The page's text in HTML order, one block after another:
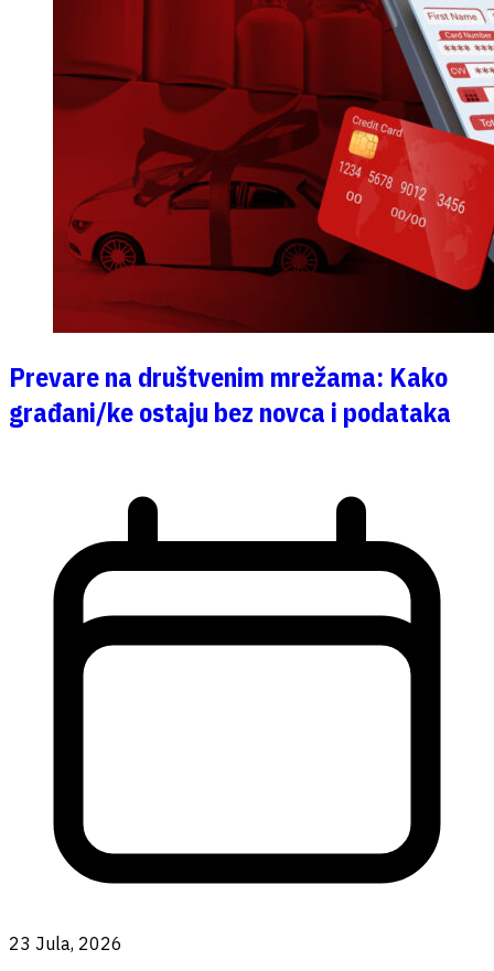
Prevare na društvenim mrežama: Kako
građani/ke ostaju bez novca i podataka
23 Jula, 2026